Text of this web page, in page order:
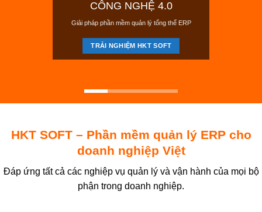
CÔNG NGHỆ 4.0
Giải pháp phần mềm quản lý tổng thể ERP
TRẢI NGHIỆM HKT SOFT
HKT SOFT – Phần mềm quản lý ERP cho
doanh nghiệp Việt
Đáp ứng tất cả các nghiệp vụ quản lý và vận hành của mọi bộ
phận trong doanh nghiệp.